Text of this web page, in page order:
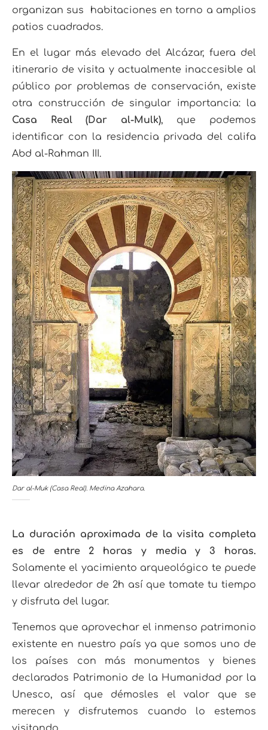
organizan sus habitaciones en torno a amplios
patios cuadrados.
En el lugar más elevado del Alcázar, fuera del
itinerario de visita y actualmente inaccesible al
público por problemas de conservación, existe
otra construcción de singular importancia: la
Casa Real (Dar al-Mulk), que podemos
identificar con la residencia privada del califa
Abd al-Rahman III.
Dar al-Muk (Casa Real). Medina Azahara.
La duración aproximada de la visita completa
es de entre 2 horas y media y 3 horas.
Solamente el yacimiento arqueológico te puede
llevar alrededor de 2h así que tomate tu tiempo
y disfruta del lugar.
Tenemos que aprovechar el inmenso patrimonio
existente en nuestro país ya que somos uno de
los países con más monumentos y bienes
declarados Patrimonio de la Humanidad por la
Unesco, así que démosles el valor que se
merecen y disfrutemos cuando lo estemos